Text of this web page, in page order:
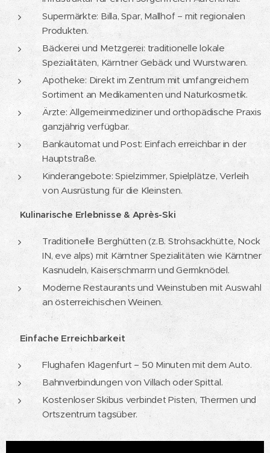
Supermärkte: Billa, Spar, Mallhof – mit regionalen
Produkten.
Bäckerei und Metzgerei: traditionelle lokale
Spezialitäten, Kärntner Gebäck und Wurstwaren.
Apotheke: Direkt im Zentrum mit umfangreichem
Sortiment an Medikamenten und Naturkosmetik.
Ärzte: Allgemeinmediziner und orthopädische Praxis
ganzjährig verfügbar.
Bankautomat und Post: Einfach erreichbar in der
Hauptstraße.
Kinderangebote: Spielzimmer, Spielplätze, Verleih
von Ausrüstung für die Kleinsten.
Kulinarische Erlebnisse & Après-Ski
Traditionelle Berghütten (z.B. Strohsackhütte, Nock
IN, eve alps) mit Kärntner Spezialitäten wie Kärntner
Kasnudeln, Kaiserschmarrn und Germknödel.
Moderne Restaurants und Weinstuben mit Auswahl
an österreichischen Weinen.
Einfache Erreichbarkeit
Flughafen Klagenfurt – 50 Minuten mit dem Auto.
Bahnverbindungen von Villach oder Spittal.
Kostenloser Skibus verbindet Pisten, Thermen und
Ortszentrum tagsüber.